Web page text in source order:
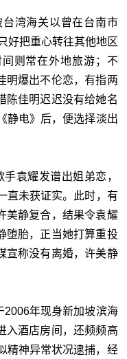
湾海关以曾在台南市
好把重心转往其他地区
则常在外地旅游；不
明爆出不伦恋，有指两
陈佳明迟迟没有给她名
静电》后，便选择淡出
袁耀发谱出姐弟恋，
直未获证实。此时，有
美静复合，结果令袁耀
堕胎，正当她打算重投
宣称没有离婚，许美静
2006年现身新加坡滨海
入酒店房间，还频频高
精神异常状况逮捕，经